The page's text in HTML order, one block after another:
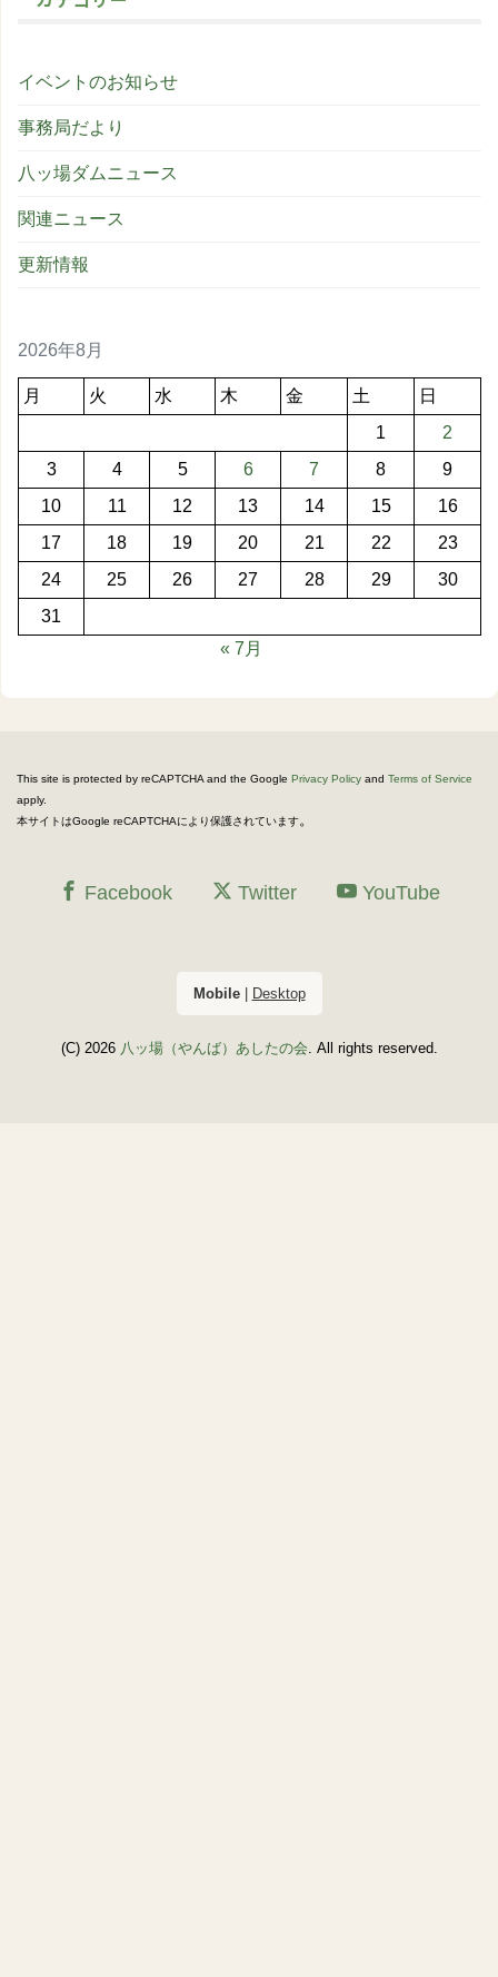
イベントのお知らせ
事務局だより
八ッ場ダムニュース
関連ニュース
更新情報
2026年8月
月 火 水 木 金 土
日
1
2
3
4 5 6 7 8
9
10
11 12 13 14 15
16
17
18 19 20 21 22
23
24
25 26 27 28 29
30
31
« 7月
This site is protected by reCAPTCHA and the Google Privacy Policy and Terms of Service
apply.
本サイトはGoogle reCAPTCHAにより保護されています。
Facebook Twitter YouTube
Mobile| Desktop
(C) 2026 八ッ場（やんば）あしたの会. All rights reserved.